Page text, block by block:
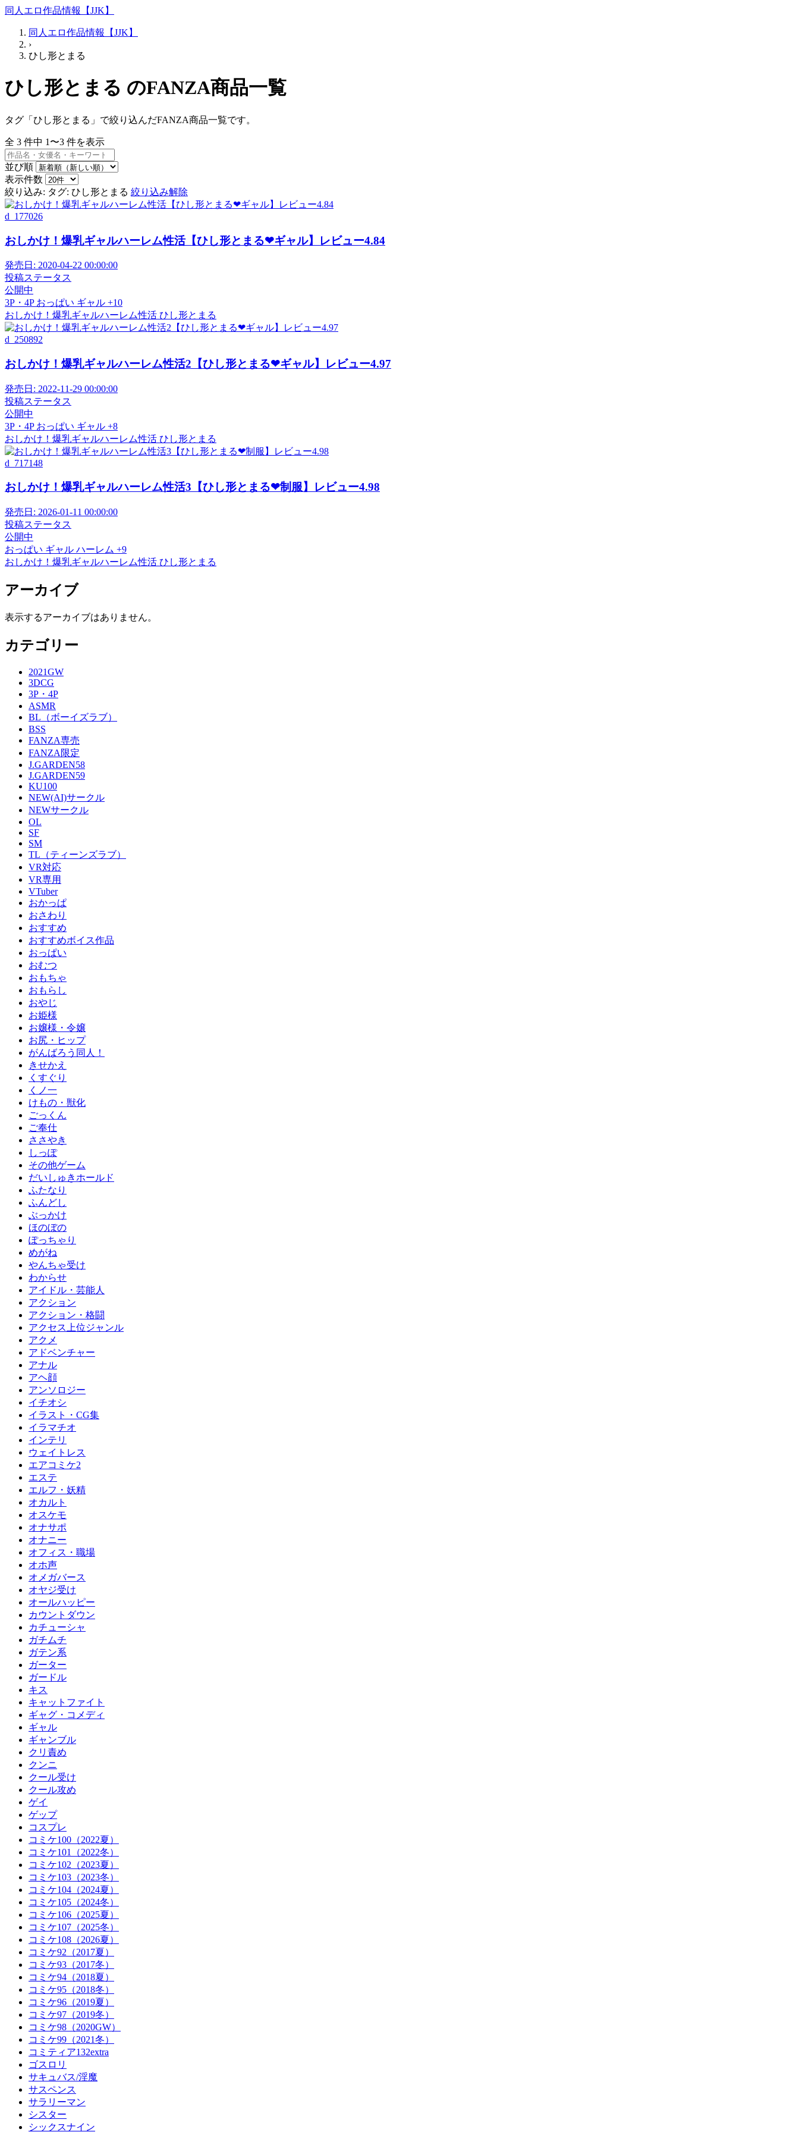
同人エロ作品情報【JJK】
同人エロ作品情報【JJK】
›
ひし形とまる
ひし形とまる のFANZA商品一覧
タグ「ひし形とまる」で絞り込んだFANZA商品一覧です。
全 3 件中 1〜3 件を表示
並び順
表示件数
絞り込み: タグ: ひし形とまる 絞り込み解除
d_177026
おしかけ！爆乳ギャルハーレム性活【ひし形とまる❤ギャル】レビュー4.84
発売日: 2020-04-22 00:00:00
投稿ステータス
公開中
3P・4P おっぱい ギャル +10
おしかけ！爆乳ギャルハーレム性活 ひし形とまる
d_250892
おしかけ！爆乳ギャルハーレム性活2【ひし形とまる❤ギャル】レビュー4.97
発売日: 2022-11-29 00:00:00
投稿ステータス
公開中
3P・4P おっぱい ギャル +8
おしかけ！爆乳ギャルハーレム性活 ひし形とまる
d_717148
おしかけ！爆乳ギャルハーレム性活3【ひし形とまる❤制服】レビュー4.98
発売日: 2026-01-11 00:00:00
投稿ステータス
公開中
おっぱい ギャル ハーレム +9
おしかけ！爆乳ギャルハーレム性活 ひし形とまる
アーカイブ
表示するアーカイブはありません。
カテゴリー
2021GW
3DCG
3P・4P
ASMR
BL（ボーイズラブ）
BSS
FANZA専売
FANZA限定
J.GARDEN58
J.GARDEN59
KU100
NEW(AI)サークル
NEWサークル
OL
SF
SM
TL（ティーンズラブ）
VR対応
VR専用
VTuber
おかっぱ
おさわり
おすすめ
おすすめボイス作品
おっぱい
おむつ
おもちゃ
おもらし
おやじ
お姫様
お嬢様・令嬢
お尻・ヒップ
がんばろう同人！
きせかえ
くすぐり
くノ一
けもの・獣化
ごっくん
ご奉仕
ささやき
しっぽ
その他ゲーム
だいしゅきホールド
ふたなり
ふんどし
ぶっかけ
ほのぼの
ぽっちゃり
めがね
やんちゃ受け
わからせ
アイドル・芸能人
アクション
アクション・格闘
アクセス上位ジャンル
アクメ
アドベンチャー
アナル
アヘ顔
アンソロジー
イチオシ
イラスト・CG集
イラマチオ
インテリ
ウェイトレス
エアコミケ2
エステ
エルフ・妖精
オカルト
オスケモ
オナサポ
オナニー
オフィス・職場
オホ声
オメガバース
オヤジ受け
オールハッピー
カウントダウン
カチューシャ
ガチムチ
ガテン系
ガーター
ガードル
キス
キャットファイト
ギャグ・コメディ
ギャル
ギャンブル
クリ責め
クンニ
クール受け
クール攻め
ゲイ
ゲップ
コスプレ
コミケ100（2022夏）
コミケ101（2022冬）
コミケ102（2023夏）
コミケ103（2023冬）
コミケ104（2024夏）
コミケ105（2024冬）
コミケ106（2025夏）
コミケ107（2025冬）
コミケ108（2026夏）
コミケ92（2017夏）
コミケ93（2017冬）
コミケ94（2018夏）
コミケ95（2018冬）
コミケ96（2019夏）
コミケ97（2019冬）
コミケ98（2020GW）
コミケ99（2021冬）
コミティア132extra
ゴスロリ
サキュバス/淫魔
サスペンス
サラリーマン
シスター
シックスナイン